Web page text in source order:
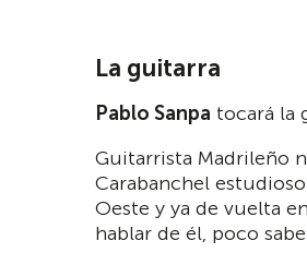
La guitarra
Pablo Sanpa tocará la
Guitarrista Madrileño
Carabanchel
Oeste y ya de vuelta
hablar de él, poco